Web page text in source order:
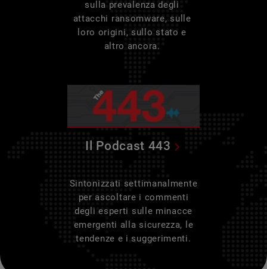
sulla prevalenza degli
attacchi ransomware, sulle
loro origini, sullo stato e
altro ancora.
Il Podcast 443
Sintonizzati settimanalmente
per ascoltare i commenti
degli esperti sulle minacce
emergenti alla sicurezza, le
tendenze e i suggerimenti.